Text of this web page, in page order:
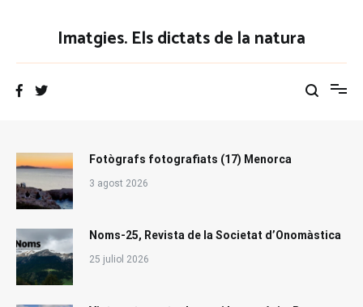
Imatgies. Els dictats de la natura
Fotògrafs fotografiats (17) Menorca
3 agost 2026
Noms-25, Revista de la Societat d’Onomàstica
25 juliol 2026